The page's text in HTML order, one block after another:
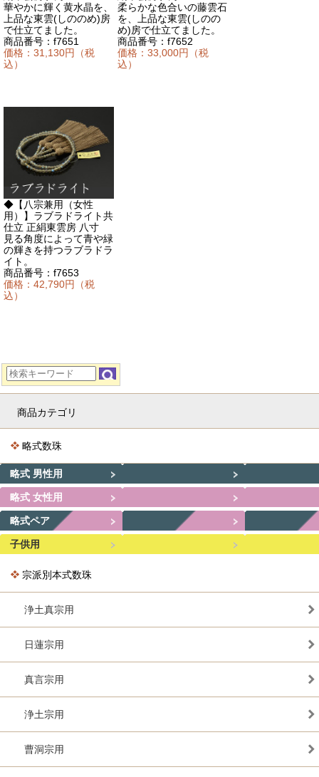
華やかに輝く黄水晶を、
上品な東雲(しののめ)房
で仕立てました。
商品番号：f7651
価格：31,130円（税
込）
柔らかな色合いの藤雲石
を、上品な東雲(しのの
め)房で仕立てました。
商品番号：f7652
価格：33,000円（税
込）
◆【 八宗兼用（女性
用）
】ラブラドライト共
仕立 正絹東雲房 八寸
見る角度によって青や緑
の輝きを持つラブラドラ
イト。
商品番号：f7653
価格：42,790円（税
込）
商品カテゴリ
略式数珠
略式 男性用
略式 女性用
略式ペア
子供用
宗派別本式数珠
浄土真宗用
日蓮宗用
真言宗用
浄土宗用
曹洞宗用